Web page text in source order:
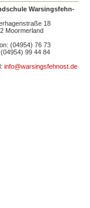
Warsingsfehn-
18
Moormerland
(04954) 76 73
99 44 84
info@warsingsfehnost.de